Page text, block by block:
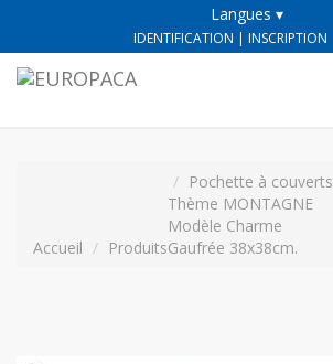
Langues ▾
IDENTIFICATION | INSCRIPTION
Accueil Produits
Pochette à couverts
Thème MONTAGNE
Modèle Charme
Gaufrée 38x38cm.